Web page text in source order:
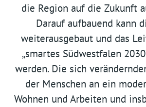
die Region auf die Zukunft
Darauf aufbauend kann
weiterausgebaut und das
„smartes Südwestfalen
werden. Die sich
der Menschen an ein
Wohnen und Arbeiten und